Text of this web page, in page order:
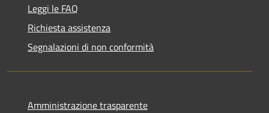
Leggi le FAQ
Richiesta assistenza
Segnalazioni di non conformità
Amministrazione trasparente